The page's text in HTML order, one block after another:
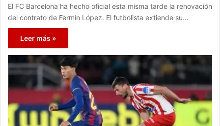
El FC Barcelona ha hecho oficial esta misma tarde la renovación
del contrato de Fermín López. El futbolista extiende su…
Leer más »